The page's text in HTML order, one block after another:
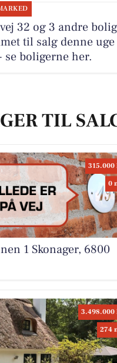
32 og 3 andre
til salg denne
se boligerne her.
TIL
315.000
0
1 Skonager, 6800
3.498.000
274